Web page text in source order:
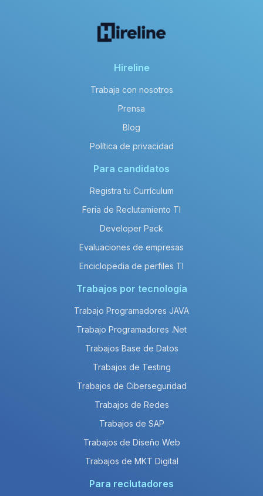
Hireline
Trabaja con nosotros
Prensa
Blog
Política de privacidad
Para candidatos
Registra tu Currículum
Feria de Reclutamiento TI
Developer Pack
Evaluaciones de empresas
Enciclopedia de perfiles TI
Trabajos por tecnología
Trabajo Programadores JAVA
Trabajo Programadores .Net
Trabajos Base de Datos
Trabajos de Testing
Trabajos de Ciberseguridad
Trabajos de Redes
Trabajos de SAP
Trabajos de Diseño Web
Trabajos de MKT Digital
Para reclutadores